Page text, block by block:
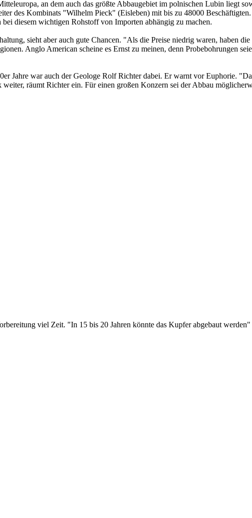
an dem auch das größte Abbaugebiet im polnischen Lubin liegt
des Kombinats "Wilhelm Pieck" (Eisleben) mit bis zu 48000
diesem wichtigen Rohstoff von Importen abhängig zu machen.
sieht aber auch gute Chancen. "Als die Preise niedrig waren, haben
Anglo American scheine es Ernst zu meinen, denn Probebohrungen
Jahre war auch der Geologe Rolf Richter dabei. Er warnt vor Euphorie.
weiter, räumt Richter ein. Für einen großen Konzern sei der Abbau
viel Zeit. "In 15 bis 20 Jahren könnte das Kupfer abgebaut werden"